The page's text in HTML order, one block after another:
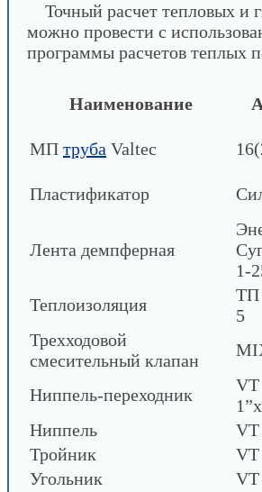
Точный расчет тепловых и
можно провести с
программы расчетов теплых
Наименование
МП труба Valtec
Пластификатор
Лента демпферная
1-
Теплоизоляция
ТП
5
Трехходовой
смесительный клапан
Ниппель-переходник
VT
Ниппель
VT
Тройник
VT
Угольник
VT